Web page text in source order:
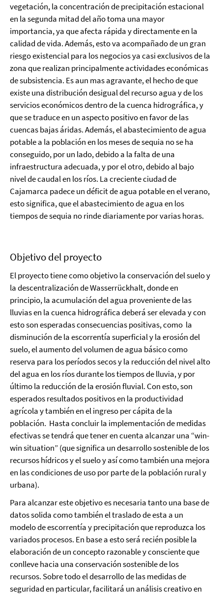
vegetación, la concentración de precipitación estacional
en la segunda mitad del año toma una mayor
importancia, ya que afecta rápida y directamente en la
calidad de vida. Además, esto va acompañado de un gran
riesgo existencial para los negocios ya casi exclusivos de la
zona que realizan principalmente actividades económicas
de subsistencia. Es aun mas agravante, el hecho de que
existe una distribución desigual del recurso agua y de los
servicios económicos dentro de la cuenca hidrográfica, y
que se traduce en un aspecto positivo en favor de las
cuencas bajas áridas. Además, el abastecimiento de agua
potable a la población en los meses de sequia no se ha
conseguido, por un lado, debido a la falta de una
infraestructura adecuada, y por el otro, debido al bajo
nivel de caudal en los ríos. La creciente ciudad de
Cajamarca padece un déficit de agua potable en el verano,
esto significa, que el abastecimiento de agua en los
tiempos de sequia no rinde diariamente por varias horas.
Objetivo del proyecto
El proyecto tiene como objetivo la conservación del suelo y
la descentralización de Wasserrückhalt, donde en
principio, la acumulación del agua proveniente de las
lluvias en la cuenca hidrográfica deberá ser elevada y con
esto son esperadas consecuencias positivas, como la
disminución de la escorrentía superficial y la erosión del
suelo, el aumento del volumen de agua básico como
reserva para los períodos secos y la reducción del nivel alto
del agua en los ríos durante los tiempos de lluvia, y por
último la reducción de la erosión fluvial. Con esto, son
esperados resultados positivos en la productividad
agrícola y también en el ingreso per cápita de la
población. Hasta concluir la implementación de medidas
efectivas se tendrá que tener en cuenta alcanzar una “win-
win situation” (que significa un desarrollo sostenible de los
recursos hídricos y el suelo y así como también una mejora
en las condiciones de uso por parte de la población rural y
urbana).
Para alcanzar este objetivo es necesaria tanto una base de
datos solida como también el traslado de esta a un
modelo de escorrentía y precipitación que reproduzca los
variados procesos. En base a esto será recién posible la
elaboración de un concepto razonable y consciente que
conlleve hacia una conservación sostenible de los
recursos. Sobre todo el desarrollo de las medidas de
seguridad en particular, facilitará un análisis creativo en